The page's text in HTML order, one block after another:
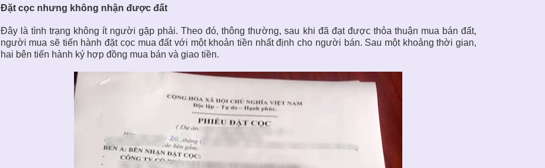
Đặt cọc nhưng không nhận được đất
Đây là tình trạng không ít người gặp phải. Theo đó, thông thường, sau khi đã đạt được thỏa thuận mua bán đất,
người mua sẽ tiến hành đặt cọc mua đất với một khoản tiền nhất định cho người bán. Sau một khoảng thời gian,
hai bên tiến hành ký hợp đồng mua bán và giao tiền.